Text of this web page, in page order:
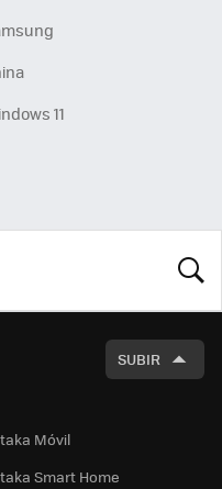
11
SUBIR
Móvil
Smart Home